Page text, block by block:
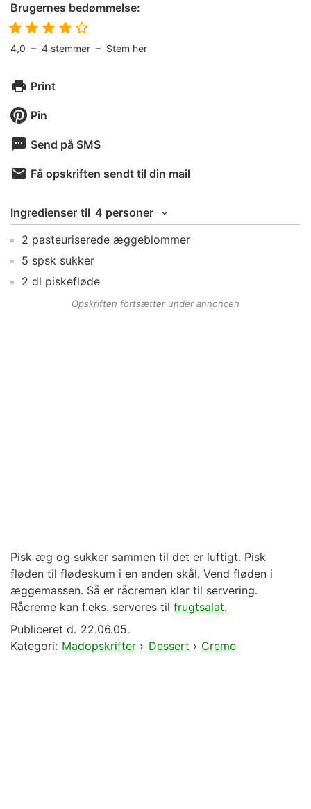
Brugernes bedømmelse:
4,0 – 4 stemmer – Stem her
Print
Pin
Send på SMS
Få opskriften sendt til din mail
Ingredienser til 4 personer
2 pasteuriserede æggeblommer
5 spsk sukker
2 dl piskefløde
Opskriften fortsætter under annoncen
Pisk æg og sukker sammen til det er luftigt. Pisk
fløden til flødeskum i en anden skål. Vend fløden i
æggemassen. Så er råcremen klar til servering.
Råcreme kan f.eks. serveres til frugtsalat.
Publiceret d. 22.06.05.
Kategori: Madopskrifter › Dessert › Creme